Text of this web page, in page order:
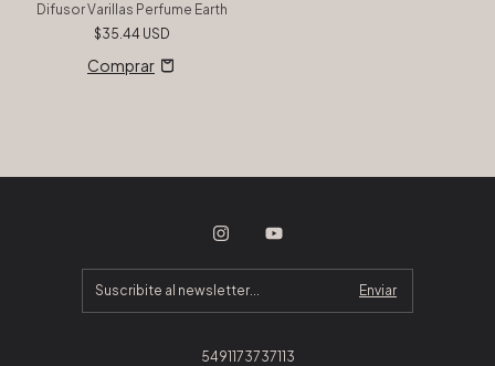
Difusor Varillas Perfume Earth
$35.44 USD
5491173737113